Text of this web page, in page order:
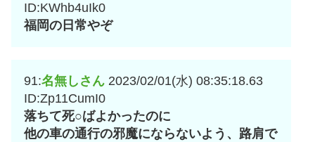
ID:KWhb4uIk0
福岡の日常やぞ
91:名無しさん 2023/02/01(水) 08:35:18.63
ID:Zp11CumI0
落ちて死○ばよかったのに
他の車の通行の邪魔にならないよう、路肩で